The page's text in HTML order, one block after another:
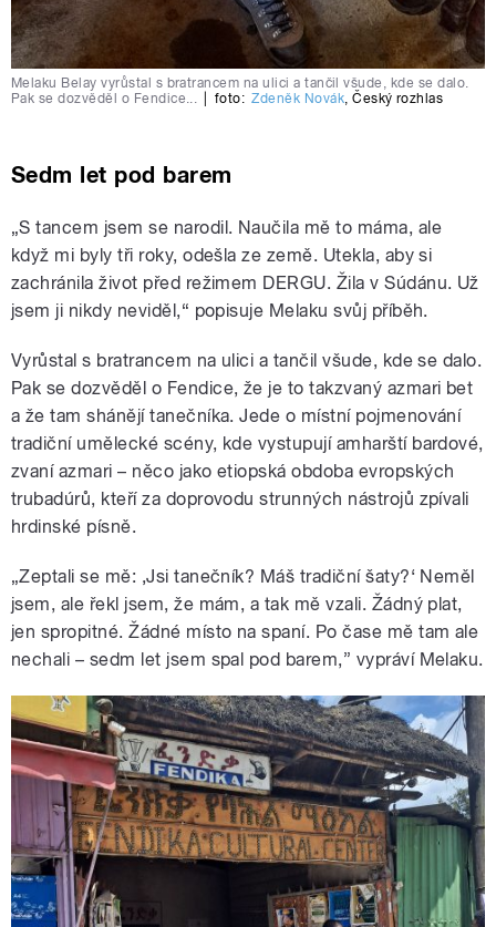
Melaku Belay vyrůstal s bratrancem na ulici a tančil všude, kde se dalo.
Pak se dozvěděl o Fendice...
foto: Zdeněk Novák,Český rozhlas
Sedm let pod barem
„S tancem jsem se narodil. Naučila mě to máma, ale
když mi byly tři roky, odešla ze země. Utekla, aby si
zachránila život před režimem DERGU. Žila v Súdánu. Už
jsem ji nikdy neviděl,“ popisuje Melaku svůj příběh.
Vyrůstal s bratrancem na ulici a tančil všude, kde se dalo.
Pak se dozvěděl o Fendice, že je to takzvaný azmari bet
a že tam shánějí tanečníka. Jede o místní pojmenování
tradiční umělecké scény, kde vystupují amharští bardové,
zvaní azmari – něco jako etiopská obdoba evropských
trubadúrů, kteří za doprovodu strunných nástrojů zpívali
hrdinské písně.
„Zeptali se mě: ‚Jsi tanečník? Máš tradiční šaty?‘ Neměl
jsem, ale řekl jsem, že mám, a tak mě vzali. Žádný plat,
jen spropitné. Žádné místo na spaní. Po čase mě tam ale
nechali – sedm let jsem spal pod barem,” vypráví Melaku.